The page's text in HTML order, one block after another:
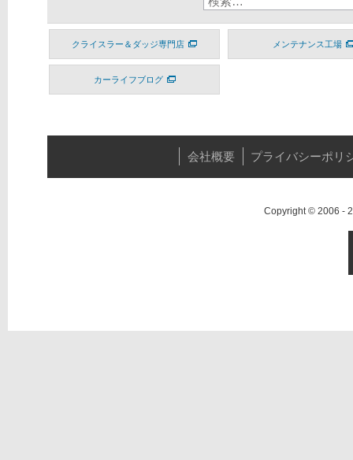
クライスラー＆ダッジ専門店 メンテナンス工場
カーライフブログ
会社概要 プライバシーポリ
Copyright © 2006 -